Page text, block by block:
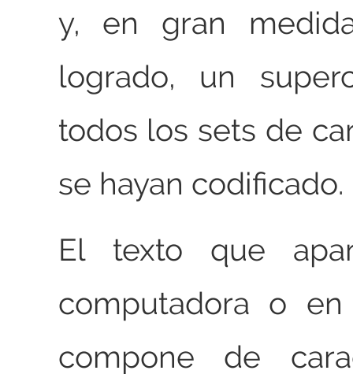
y, en gran
logrado, un
todos los sets de
se hayan codificado.
El texto que
computadora o
compone de